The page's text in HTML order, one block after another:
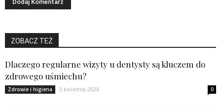
ZOBACZ TEŻ
Dlaczego regularne wizyty u dentysty są kluczem do
zdrowego uśmiechu?
Zdrowie i higiena 3 kwietnia 2026 0